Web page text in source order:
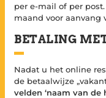
per e-mail of per
maand voor aanvang
BETALING
Nadat u het online
de betaalwijze
velden ‘naam van de